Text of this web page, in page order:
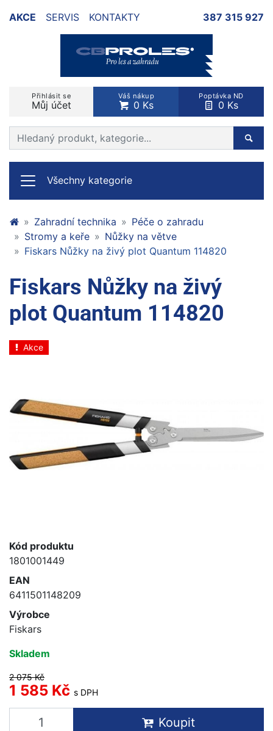
AKCE SERVIS KONTAKTY 387 315 927
Přihlásit se
Můj účet
Váš nákup
0 Ks
Poptávka ND
0 Ks
Prohledat web
Všechny kategorie
Zahradní technika
Péče o zahradu
Stromy a keře
Nůžky na větve
Fiskars Nůžky na živý plot Quantum 114820
Fiskars Nůžky na živý
plot Quantum 114820
Akce
Kód produktu
1801001449
EAN
6411501148209
Výrobce
Fiskars
Skladem
2 075 Kč
1 585 Kč s DPH
Koupit